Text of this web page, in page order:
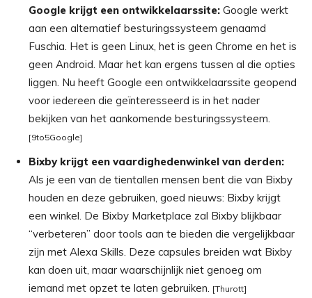
Google krijgt een ontwikkelaarssite: Google werkt
aan een alternatief besturingssysteem genaamd
Fuschia. Het is geen Linux, het is geen Chrome en het is
geen Android. Maar het kan ergens tussen al die opties
liggen. Nu heeft Google een ontwikkelaarssite geopend
voor iedereen die geïnteresseerd is in het nader
bekijken van het aankomende besturingssysteem.
[9to5Google]
Bixby krijgt een vaardighedenwinkel van derden:
Als je een van de tientallen mensen bent die van Bixby
houden en deze gebruiken, goed nieuws: Bixby krijgt
een winkel. De Bixby Marketplace zal Bixby blijkbaar
“verbeteren” door tools aan te bieden die vergelijkbaar
zijn met Alexa Skills. Deze capsules breiden wat Bixby
kan doen uit, maar waarschijnlijk niet genoeg om
iemand met opzet te laten gebruiken. [Thurott]